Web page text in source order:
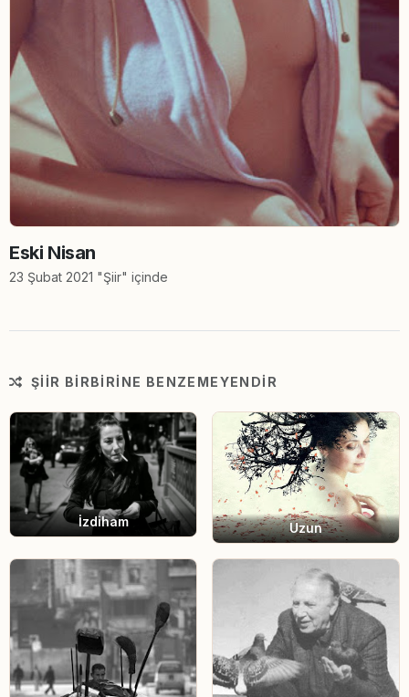
Eski Nisan
23 Şubat 2021 "Şiir" içinde
ŞIIR BIRBIRINE BENZEMEYENDIR
İzdiham Uzun